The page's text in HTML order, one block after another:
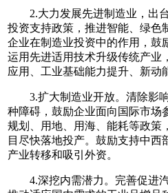
2.大力发展先进制造业，出台
投资支持政策，推进智能、绿色
企业在制造业投资中的作用，鼓
运用先进适用技术升级传统产业
应用、工业基础能力提升、新动
3.扩大制造业开放。清除影响
种障碍，鼓励企业面向国际市场
规划、用地、用海、能耗等政策
目尽快落地投产。鼓励支持中西
产业转移和吸引外资。
4.深挖内需潜力。完善促进汽